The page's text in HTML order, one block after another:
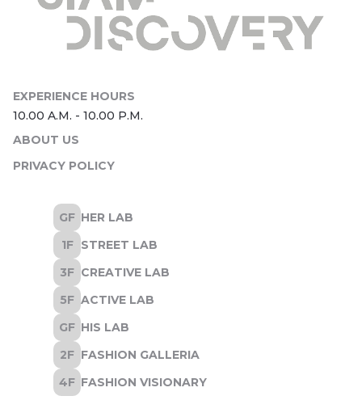
ABOUT US
PRIVACY POLICY